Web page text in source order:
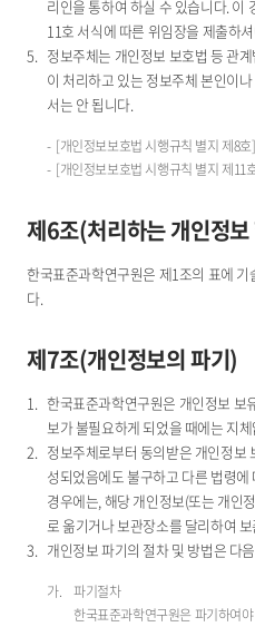
리인을 통하여 하실 수 있습니다. 이
11호 서식에 따른 위임장을 제출하
정보주체는 개인정보 보호법 등 관
이 처리하고 있는 정보주체 본인이
서는 안 됩니다.
[개인정보보호법 시행규칙 별지 제8
[개인정보보호법 시행규칙 별지 제11
제6조(처리하는 개인정
한국표준과학연구원은 제1조의 표에
다.
제7조(개인정보의 파기)
한국표준과학연구원은 개인정보 보
보가 불필요하게 되었을 때에는 지
정보주체로부터 동의받은 개인정보
성되었음에도 불구하고 다른 법령
경우에는, 해당 개인정보(또는 개인
로 옮기거나 보관장소를 달리하여
개인정보 파기의 절차 및 방법은 다
파기절차
한국표준과학연구원은 파기하여